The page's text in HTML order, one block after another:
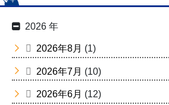
2026 年
2026年8月 (1)
2026年7月 (10)
2026年6月 (12)